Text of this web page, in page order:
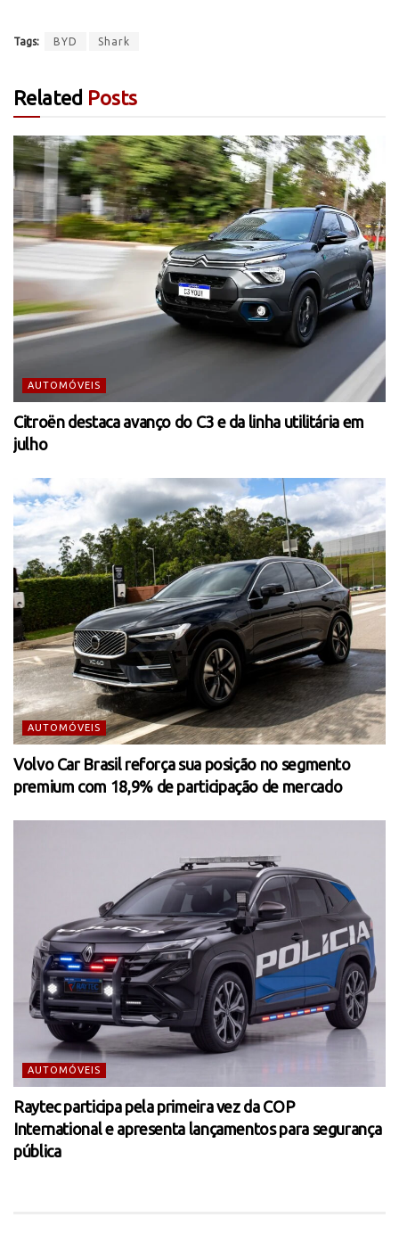
Tags: BYD Shark
Related Posts
AUTOMÓVEIS
Citroën destaca avanço do C3 e da linha utilitária em
julho
AUTOMÓVEIS
Volvo Car Brasil reforça sua posição no segmento
premium com 18,9% de participação de mercado
AUTOMÓVEIS
Raytec participa pela primeira vez da COP
International e apresenta lançamentos para segurança
pública